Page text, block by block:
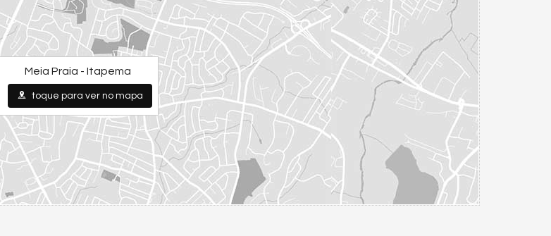
Meia Praia - Itapema
toque para ver no mapa